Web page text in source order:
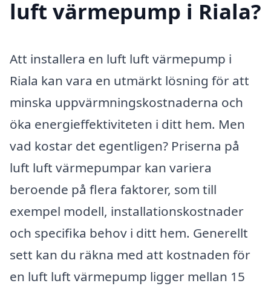
luft värmepump i Riala?
Att installera en luft luft värmepump i
Riala kan vara en utmärkt lösning för att
minska uppvärmningskostnaderna och
öka energieffektiviteten i ditt hem. Men
vad kostar det egentligen? Priserna på
luft luft värmepumpar kan variera
beroende på flera faktorer, som till
exempel modell, installationskostnader
och specifika behov i ditt hem. Generellt
sett kan du räkna med att kostnaden för
en luft luft värmepump ligger mellan 15